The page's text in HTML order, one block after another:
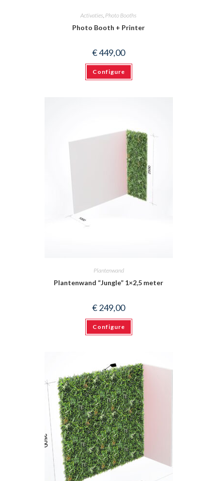
Activaties, Photo Booths
Photo Booth + Printer
€449,00
Configure
Plantenwand
Plantenwand “Jungle” 1×2,5 meter
€249,00
Configure